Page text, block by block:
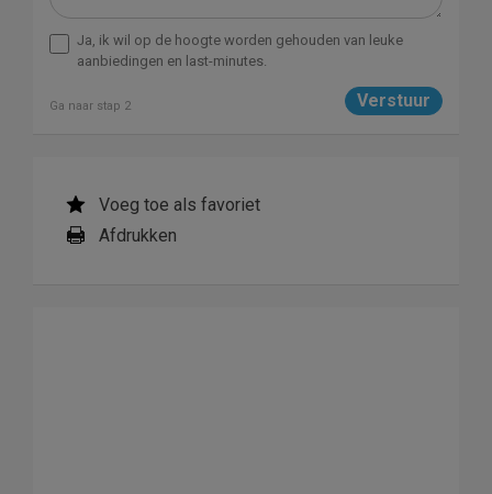
Ja, ik wil op de hoogte worden gehouden van leuke
aanbiedingen en last-minutes.
Ga naar stap 2
Voeg toe als favoriet
Afdrukken